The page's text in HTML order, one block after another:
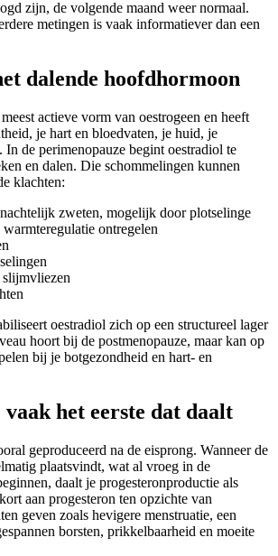
zijn, de volgende maand weer normaal.
metingen is vaak informatiever dan een
dalende hoofdhormoon
actieve vorm van oestrogeen en heeft
je hart en bloedvaten, je huid, je
In de perimenopauze begint oestradiol te
en dalen. Die schommelingen kunnen
klachten:
zweten, mogelijk door plotselinge
ontregelen
oestradiol zich op een structureel lager
hoort bij de postmenopauze, maar kan op
bij je botgezondheid en hart- en
het eerste dat daalt
geproduceerd na de eisprong. Wanneer de
plaatsvindt, wat al vroeg in de
daalt je progesteronproductie als
aan progesteron ten opzichte van
geven zoals hevigere menstruatie, een
borsten, prikkelbaarheid en moeite